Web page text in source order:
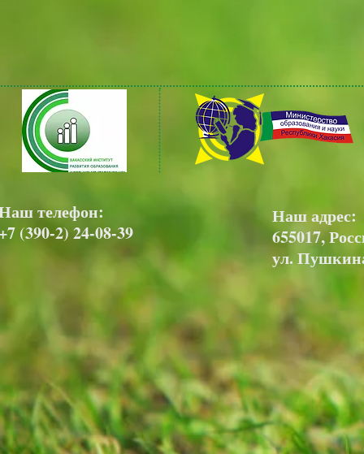
телефон:
(390-2) 24-08-39
Наш адрес:
655017,
ул.